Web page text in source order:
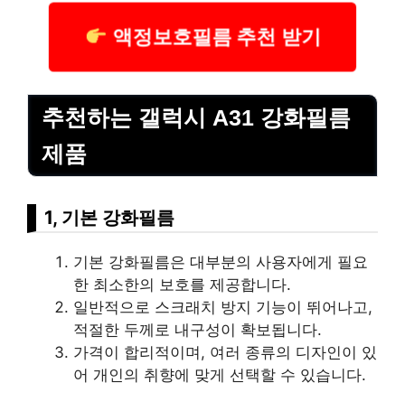
액정보호필름 추천 받기
추천하는 갤럭시 A31 강화필름
제품
1, 기본 강화필름
기본 강화필름은 대부분의 사용자에게 필요
한 최소한의 보호를 제공합니다.
일반적으로 스크래치 방지 기능이 뛰어나고,
적절한 두께로 내구성이 확보됩니다.
가격이 합리적이며, 여러 종류의 디자인이 있
어 개인의 취향에 맞게 선택할 수 있습니다.